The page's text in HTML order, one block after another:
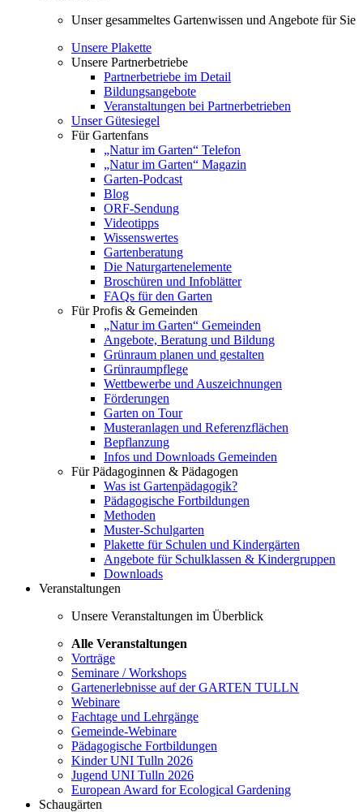
Unser gesammeltes Gartenwissen und Angebote für Sie
Unsere Plakette
Unsere Partnerbetriebe
Partnerbetriebe im Detail
Bildungsangebote
Veranstaltungen bei Partnerbetrieben
Unser Gütesiegel
Für Gartenfans
„Natur im Garten“ Telefon
„Natur im Garten“ Magazin
Garten-Podcast
Blog
ORF-Sendung
Videotipps
Wissenswertes
Gartenberatung
Die Naturgartenelemente
Broschüren und Infoblätter
FAQs für den Garten
Für Profis & Gemeinden
„Natur im Garten“ Gemeinden
Angebote, Beratung und Bildung
Grünraum planen und gestalten
Grünraumpflege
Wettbewerbe und Auszeichnungen
Förderungen
Garten on Tour
Musteranlagen und Referenzflächen
Bepflanzung
Infos und Downloads Gemeinden
Für Pädagoginnen & Pädagogen
Was ist Gartenpädagogik?
Pädagogische Fortbildungen
Methoden
Muster-Schulgarten
Plakette für Schulen und Kindergärten
Angebote für Schulklassen & Kindergruppen
Downloads
Veranstaltungen
Unsere Veranstaltungen im Überblick
Alle Veranstaltungen
Vorträge
Seminare / Workshops
Gartenerlebnisse auf der GARTEN TULLN
Webinare
Fachtage und Lehrgänge
Gemeinde-Webinare
Pädagogische Fortbildungen
Kinder UNI Tulln 2026
Jugend UNI Tulln 2026
European Award for Ecological Gardening
Schaugärten